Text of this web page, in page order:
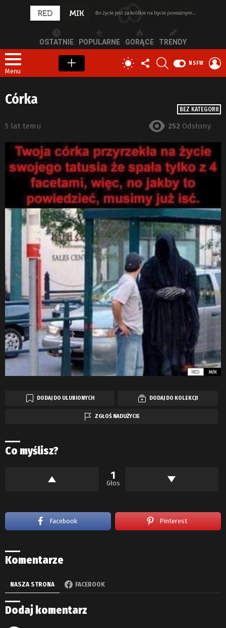
OSTATNIE POPULARNE GORĄCE TRENDY
Menu
PRZEŁĄCZ
SKÓRKĘ
OBSERWUJ
NAS
NSFW
BEZ KATEGORII
Córka
5 lat temu 252 Odsłony
DODAJ DO ULUBIONYCH DODAJ DO KOLEKCJI
ZGŁOŚ NADUŻYCIE
Co myślisz?
1
Głos
Facebook Pinterest
Komentarze
NASZA STRONA FACEBOOK
Dodaj komentarz